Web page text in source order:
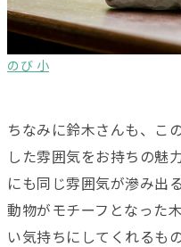
のび 小
ちなみに鈴木さんも、こ
した雰囲気をお持ちの魅
にも同じ雰囲気が滲み出
動物がモチーフとなった
い気持ちにしてくれるも